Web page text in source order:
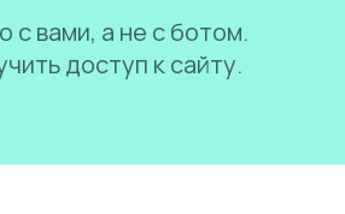
вами, а не с ботом.
доступ к сайту.